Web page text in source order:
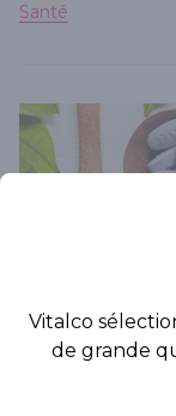
Santé